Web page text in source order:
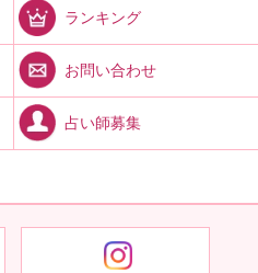
ランキング
お問い合わせ
占い師募集